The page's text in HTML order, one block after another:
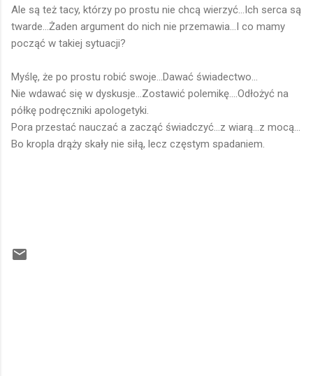
Ale są też tacy, którzy po prostu nie chcą wierzyć...Ich serca są
twarde...Żaden argument do nich nie przemawia...I co mamy
począć w takiej sytuacji?
Myślę, że po prostu robić swoje...Dawać świadectwo...
Nie wdawać się w dyskusje...Zostawić polemikę....Odłożyć na
półkę podręczniki apologetyki.
Pora przestać nauczać a zacząć świadczyć...z wiarą...z mocą...
Bo kropla drąży skały nie siłą, lecz częstym spadaniem.